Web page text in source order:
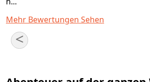
Mehr Bewertungen Sehen
<